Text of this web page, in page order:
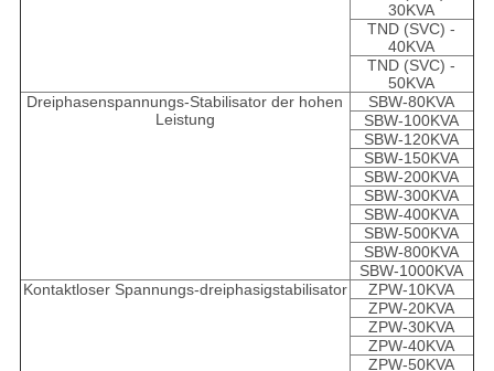
30KVA
TND (SVC) -
40KVA
TND (SVC) -
50KVA
Dreiphasenspannungs-Stabilisator der hohen
Leistung
SBW-80KVA
SBW-100KVA
SBW-120KVA
SBW-150KVA
SBW-200KVA
SBW-300KVA
SBW-400KVA
SBW-500KVA
SBW-800KVA
SBW-1000KVA
Kontaktloser Spannungs-dreiphasigstabilisator
ZPW-10KVA
ZPW-20KVA
ZPW-30KVA
ZPW-40KVA
ZPW-50KVA